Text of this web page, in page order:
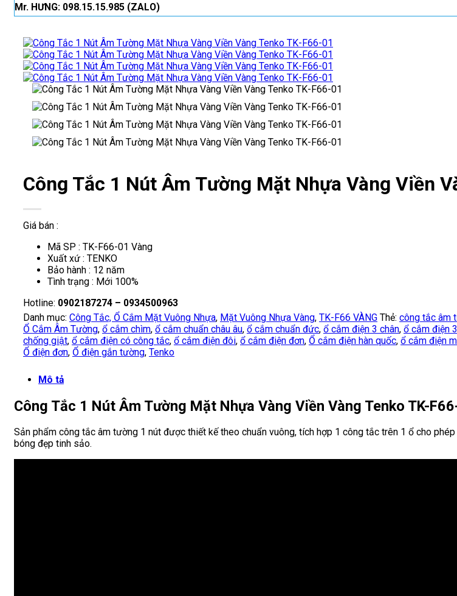
Mr. HƯNG: 098.15.15.985 (ZALO)
Công Tắc 1 Nút Âm Tường Mặt Nhựa Vàng Viền
Giá bán :
Mã SP : TK-F66-01 Vàng
Xuất xứ : TENKO
Bảo hành : 12 năm
Tình trạng : Mới 100%
Hotline: 0902187274 – 0934500963
Danh mục: Công Tắc, Ổ Cắm Mặt Vuông Nhựa, Mặt Vuông Nhựa Vàng, TK-F66 VÀNG Thẻ: công tắc âm
Ổ Cắm Âm Tường, ổ cắm chìm, ổ cắm chuẩn châu âu, ổ cắm chuẩn đức, ổ cắm điện 3 chân, ổ cắm điện
chống giật, ổ cắm điện có công tắc, ổ cắm điện đôi, ổ cắm điện đơn, Ổ cắm điện hàn quốc, ổ cắm điện
Ổ điện đơn, Ổ điện gắn tường, Tenko
Mô tả
Công Tắc 1 Nút Âm Tường Mặt Nhựa Vàng Viền Vàng Tenko TK-
Sản phẩm công tắc âm tường 1 nút được thiết kế theo chuẩn vuông, tích hợp 1 công tắc trên 1 ổ cho
bóng đẹp tinh sảo.